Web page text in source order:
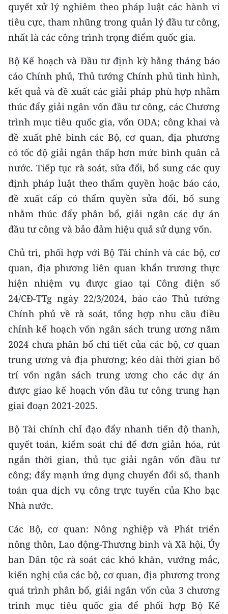
quyết xử lý nghiêm theo pháp luật các hành vi
tiêu cực, tham nhũng trong quản lý đầu tư công,
nhất là các công trình trọng điểm quốc gia.
Bộ Kế hoạch và Đầu tư định kỳ hằng tháng báo
cáo Chính phủ, Thủ tướng Chính phủ tình hình,
kết quả và đề xuất các giải pháp phù hợp nhằm
thúc đẩy giải ngân vốn đầu tư công, các Chương
trình mục tiêu quốc gia, vốn ODA; công khai và
đề xuất phê bình các Bộ, cơ quan, địa phương
có tốc độ giải ngân thấp hơn mức bình quân cả
nước. Tiếp tục rà soát, sửa đổi, bổ sung các quy
định pháp luật theo thẩm quyền hoặc báo cáo,
đề xuất cấp có thẩm quyền sửa đổi, bổ sung
nhằm thúc đẩy phân bổ, giải ngân các dự án
đầu tư công và bảo đảm hiệu quả sử dụng vốn.
Chủ trì, phối hợp với Bộ Tài chính và các bộ, cơ
quan, địa phương liên quan khẩn trương thực
hiện nhiệm vụ được giao tại Công điện số
24/CĐ-TTg ngày 22/3/2024, báo cáo Thủ tướng
Chính phủ về rà soát, tổng hợp nhu cầu điều
chỉnh kế hoạch vốn ngân sách trung ương năm
2024 chưa phân bổ chi tiết của các bộ, cơ quan
trung ương và địa phương; kéo dài thời gian bố
trí vốn ngân sách trung ương cho các dự án
được giao kế hoạch vốn đầu tư công trung hạn
giai đoạn 2021-2025.
Bộ Tài chính chỉ đạo đẩy nhanh tiến độ thanh,
quyết toán, kiểm soát chi để đơn giản hóa, rút
ngắn thời gian, thủ tục giải ngân vốn đầu tư
công; đẩy mạnh ứng dụng chuyển đổi số, thanh
toán qua dịch vụ công trực tuyến của Kho bạc
Nhà nước.
Các Bộ, cơ quan: Nông nghiệp và Phát triển
nông thôn, Lao động-Thương binh và Xã hội, Ủy
ban Dân tộc rà soát các khó khăn, vướng mắc,
kiến nghị của các bộ, cơ quan, địa phương trong
quá trình phân bổ, giải ngân vốn của 3 chương
trình mục tiêu quốc gia để phối hợp Bộ Kế